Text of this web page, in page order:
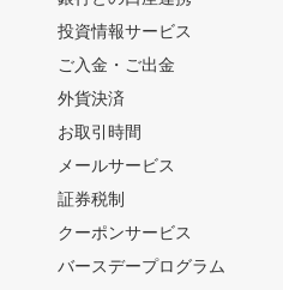
投資情報サービス
ご入金・ご出金
外貨決済
お取引時間
メールサービス
証券税制
クーポンサービス
バースデープログラム